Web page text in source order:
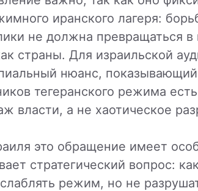
иранского лагеря:
не должна превращаться в
страны. Для израильской
нюанс,
тегеранского режима
власти, а не хаотическое
это обращение имеет
стратегический вопрос:
режим, но не